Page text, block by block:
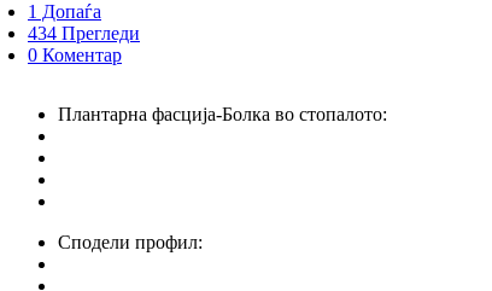
1 Допаѓа
434 Прегледи
0 Коментар
Плантарна фасција-Болка во стопалото:
Сподели профил: